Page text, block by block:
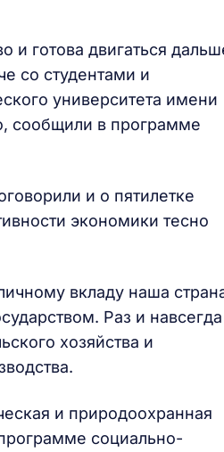
и готова двигаться
со студентами и
университета имени
сообщили в программе
и о пятилетке
экономики тесно
вкладу наша
Раз и навсегда
хозяйства и
и природоохранная
социально-